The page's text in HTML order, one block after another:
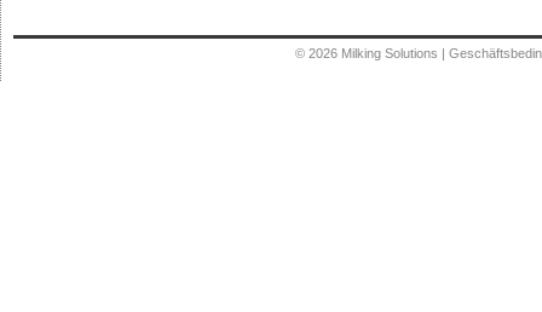
© 2026 Milking Solutions |